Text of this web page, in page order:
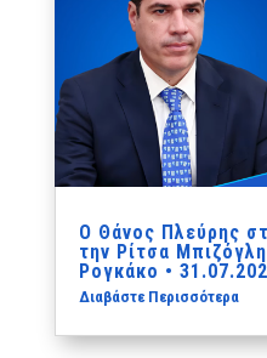
Ο Θάνος Πλεύρης
την Ρίτσα
Ρογκάκο •
Διαβάστε Περισσότερα